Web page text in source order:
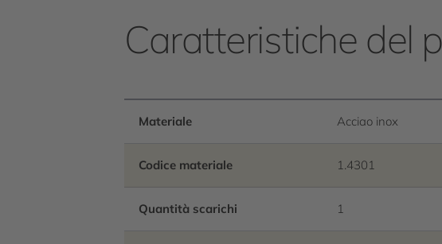
Caratteristiche del
Materiale Acciao inox
Codice materiale 1.4301
Quantità scarichi 1